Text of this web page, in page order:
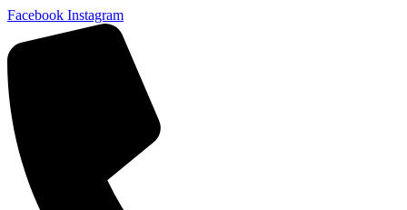
Facebook Instagram